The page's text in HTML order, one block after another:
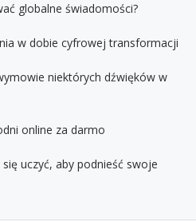
globalne świadomości?
w dobie cyfrowej transformacji
niektórych dźwięków w
online za darmo
uczyć, aby podnieść swoje